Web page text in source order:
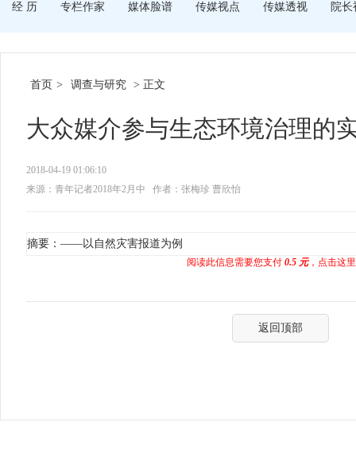
经 历 专栏作家 媒体脸谱 传媒视点 传媒透视 院长
首页 > 调查与研究 > 正文
大众媒介参与生态环境治理的
2018-04-19 01:06:10
来源：青年记者2018年2月中
作者：张梅珍 曹欣怡
摘要：——以自然灾害报道为例
阅读此信息需要您支付 0.5 元，点击这
返回顶部